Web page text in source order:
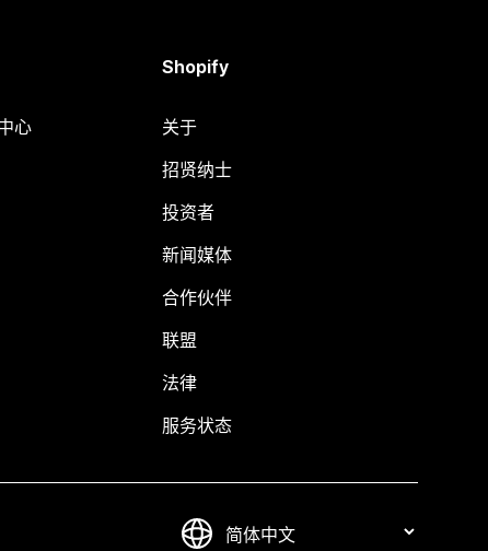
心
Shopify
关于
招贤纳士
投资者
新闻媒体
合作伙伴
联盟
法律
服务状态